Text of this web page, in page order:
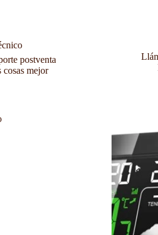
postventa
cosas mejor